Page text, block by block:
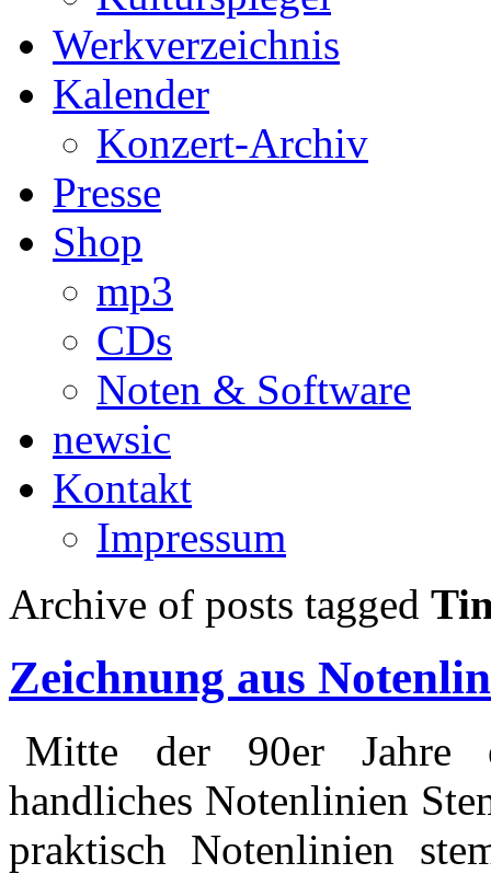
Werkverzeichnis
Kalender
Konzert-Archiv
Presse
Shop
mp3
CDs
Noten & Software
newsic
Kontakt
Impressum
Archive of posts tagged
Zeichnung aus
Mitte der 90er Jahre
handliches Notenlinien
praktisch Notenlinien